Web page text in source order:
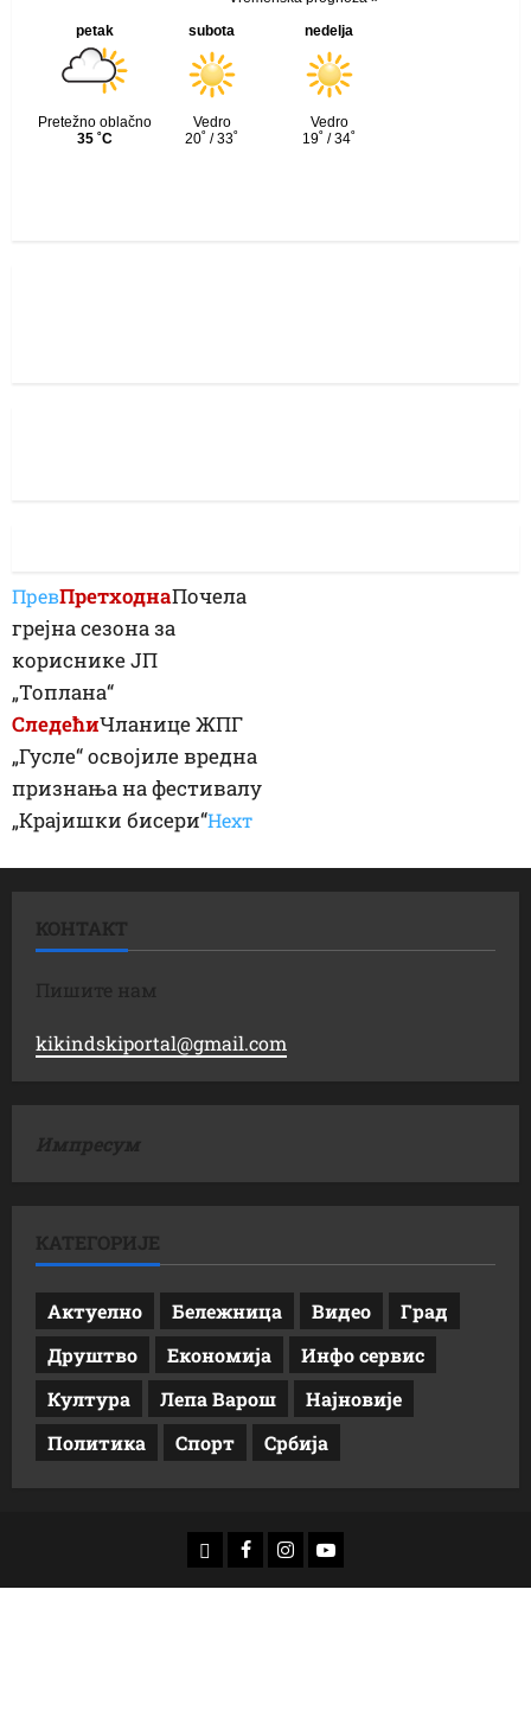
ПревПретходнаПочела
грејна сезона за
кориснике ЈП
„Топлана“
СледећиЧланице ЖПГ
„Гусле“ освојиле вредна
признања на фестивалу
„Крајишки бисери“Неxт
КОНТАКТ
Пишите нам
kikindskiportal@gmail.com
Импресум
КАТЕГОРИЈЕ
Актуелно Бележница Видео
Град
Друштво
Економија
Инфо сервис
Култура
Лепа Варош
Најновије
Политика
Спорт Србија
доwнлоад
Фацебоок
Инстаграм
Yоутубе